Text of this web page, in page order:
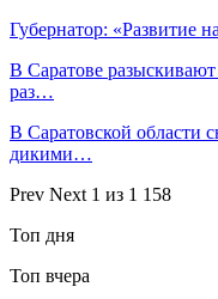
Губернатор: «Развитие
В Саратове
раз…
В Саратовской области
дикими…
Prev Next 1 из 1 158
Топ дня
Топ вчера